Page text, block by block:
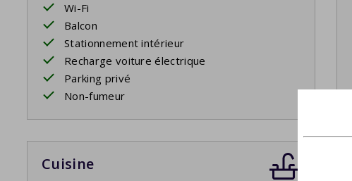
Wi-Fi
Balcon
Stationnement intérieur
Recharge voiture électrique
Parking privé
Non-fumeur
Cuisine